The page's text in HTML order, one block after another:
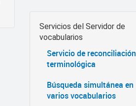
Servicios del Servidor de
vocabularios
Servicio de reconciliación
terminológica
Búsqueda simultánea en
varios vocabularios